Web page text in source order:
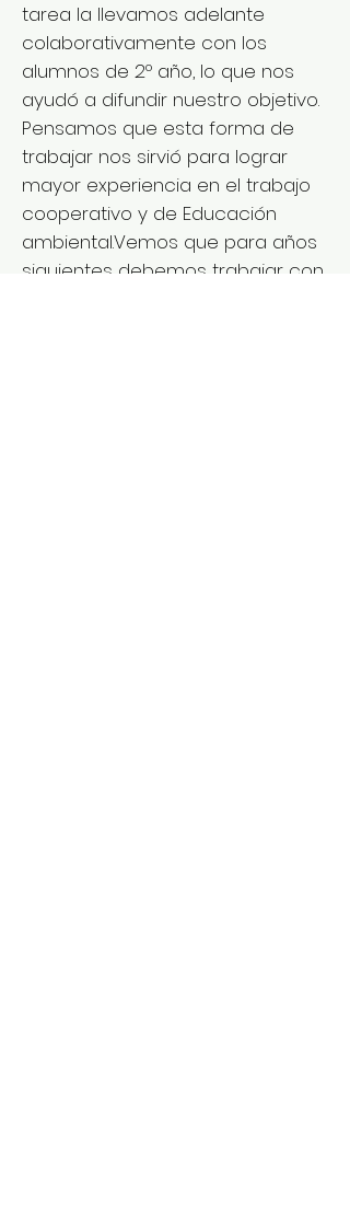
tarea la llevamos adelante
colaborativamente con los
alumnos de 2º año, lo que nos
ayudó a difundir nuestro objetivo.
Pensamos que esta forma de
trabajar nos sirvió para lograr
mayor experiencia en el trabajo
cooperativo y de Educación
ambiental.Vemos que para años
siguientes debemos trabajar con